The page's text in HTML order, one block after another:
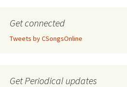
Get connected
Tweets by CSongsOnline
Get Periodical updates